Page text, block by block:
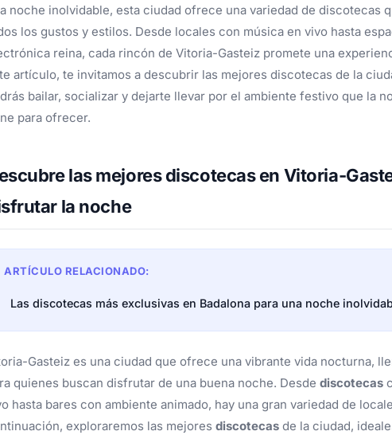
noche inolvidable, esta ciudad ofrece una variedad de discotecas
los gustos y estilos. Desde locales con música en vivo hasta
reina, cada rincón de Vitoria-Gasteiz promete una
artículo, te invitamos a descubrir las mejores discotecas de la
bailar, socializar y dejarte llevar por el ambiente festivo que la
para ofrecer.
las mejores discotecas en Vitoria-
la noche
ARTÍCULO RELACIONADO:
Las discotecas más exclusivas en Badalona para una noche
Gasteiz es una ciudad que ofrece una vibrante vida nocturna,
quienes buscan disfrutar de una buena noche. Desde discotecas
hasta bares con ambiente animado, hay una gran variedad de
exploraremos las mejores discotecas de la ciudad,